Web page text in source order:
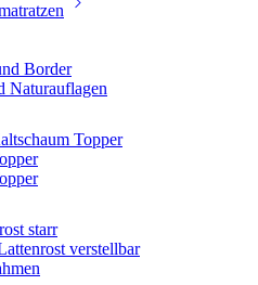
Border
Naturauflagen
Topper
starr
verstellbar